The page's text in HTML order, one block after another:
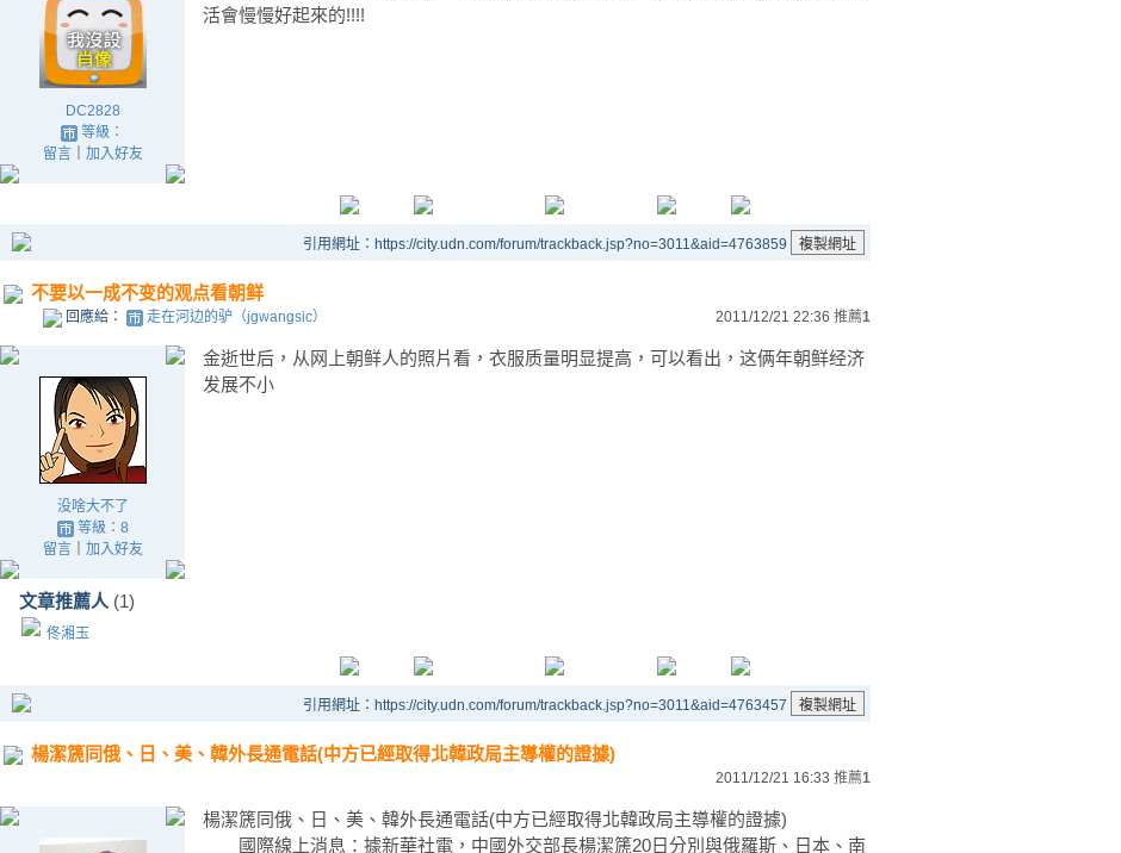
DC2828
等級：
留言｜ 加入好友
活會慢慢好起來的!!!!
引用網址：https://city.udn.com/forum/trackback.jsp?no=3011&aid=4763859
不要以一成不变的观点看朝鲜
回應給： 走在河边的驴（jgwangsic） 2011/12/21 22:36 推薦1
没啥大不了
等級：8
留言｜ 加入好友
文章推薦人 (1)
佟湘玉
金逝世后，从网上朝鲜人的照片看，衣服质量明显提高，可以看出，这俩年朝鲜经济
发展不小
引用網址：https://city.udn.com/forum/trackback.jsp?no=3011&aid=4763457
楊潔篪同俄、日、美、韓外長通電話(中方已經取得北韓政局主導權的證據)
2011/12/21 16:33 推薦1
楊潔篪同俄、日、美、韓外長通電話(中方已經取得北韓政局主導權的證據)
國際線上消息：據新華社電，中國外交部長楊潔篪20日分別與俄羅斯、日本、南